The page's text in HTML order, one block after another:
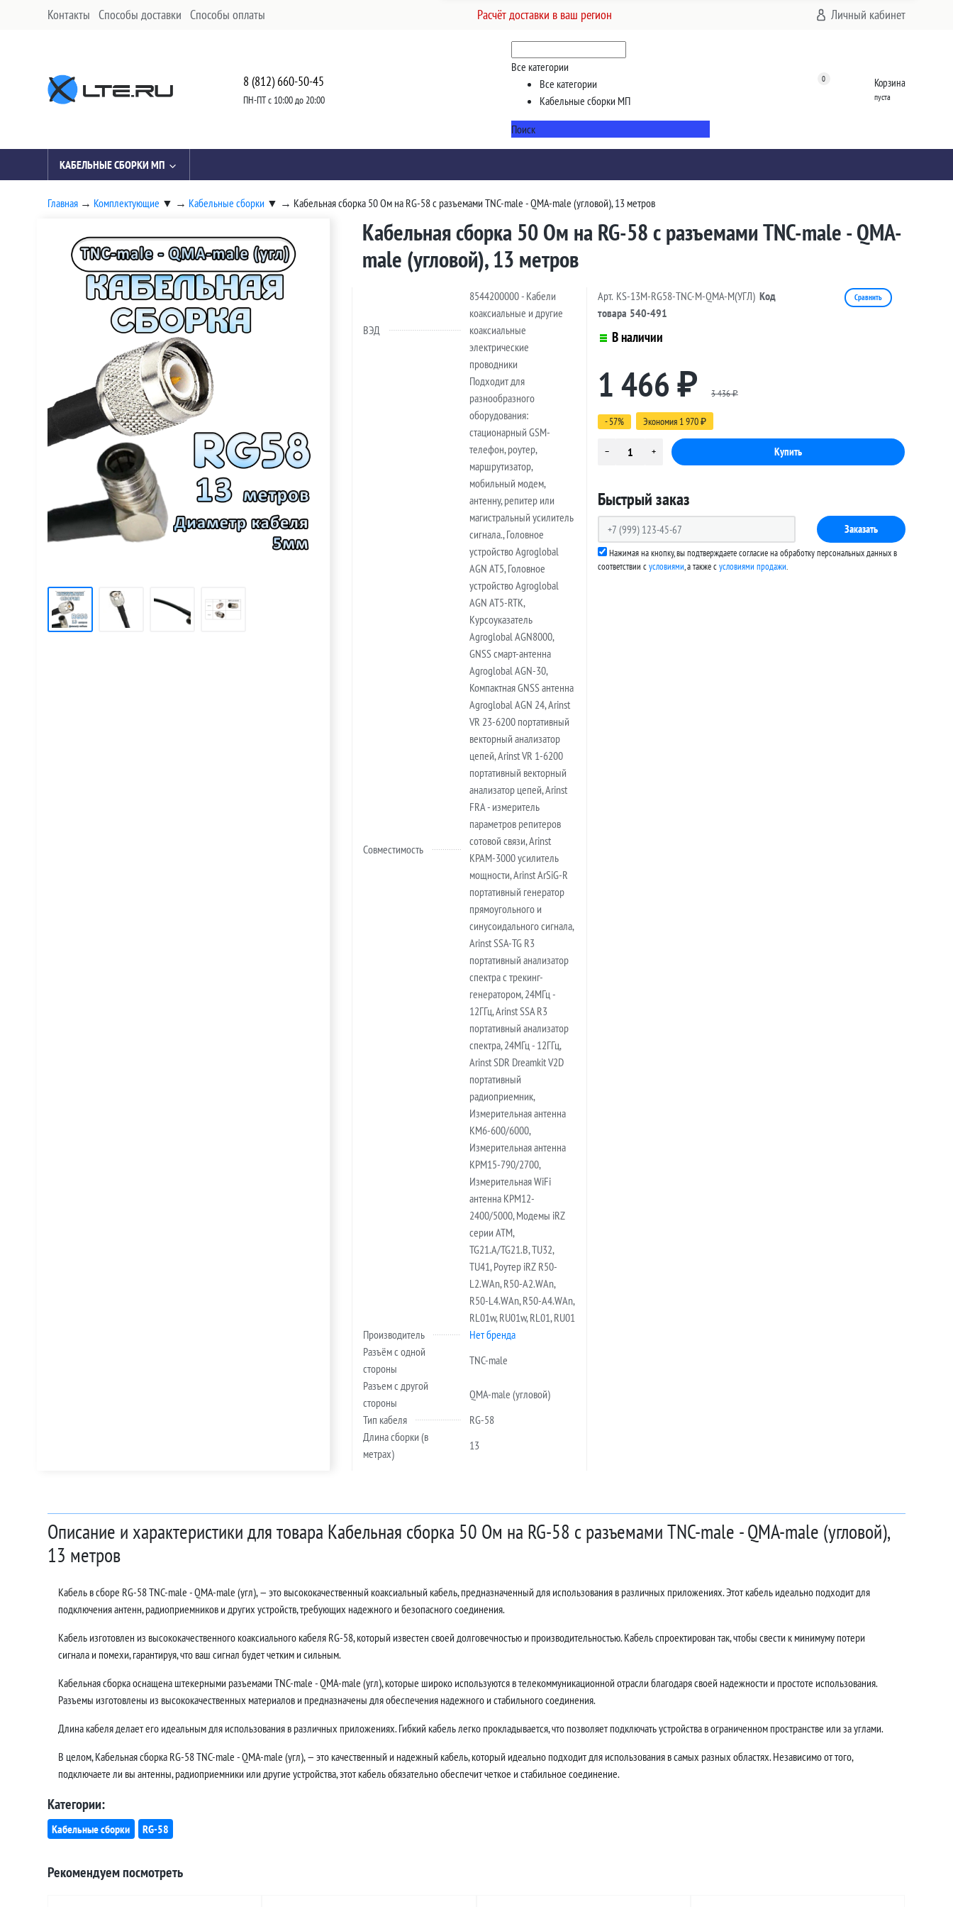
Контакты Способы доставки Способы оплаты Расчёт доставки в ваш регион Личный кабинет
8 (812) 660-50-45
ПН-ПТ с 10:00 до 20:00
Все категории
Все категории
Кабельные сборки МП
Поиск
0 Корзина
пуста
КАБЕЛЬНЫЕ СБОРКИ МП
Главная → Комплектующие ▼ → Кабельные сборки ▼ → Кабельная сборка 50 Ом на RG-58 с разъемами TNC-male - QMA-male (угловой), 13 метров
Кабельная сборка 50 Ом на RG-58 с разъемами TNC-male - QMA-
male (угловой), 13 метров
ВЭД
8544200000 - Кабели
коаксиальные и другие
коаксиальные
электрические
проводники
Совместимость
Подходит для
разнообразного
оборудования:
стационарный GSM-
телефон, роутер,
маршрутизатор,
мобильный модем,
антенну, репитер или
магистральный усилитель
сигнала., Головное
устройство Agroglobal
AGN AT5, Головное
устройство Agroglobal
AGN AT5-RTK,
Курсоуказатель
Agroglobal AGN8000,
GNSS смарт-антенна
Agroglobal AGN-30,
Компактная GNSS антенна
Agroglobal AGN 24, Arinst
VR 23-6200 портативный
векторный анализатор
цепей, Arinst VR 1-6200
портативный векторный
анализатор цепей, Arinst
FRA - измеритель
параметров репитеров
сотовой связи, Arinst
KPAM-3000 усилитель
мощности, Arinst ArSiG-R
портативный генератор
прямоугольного и
синусоидального сигнала,
Arinst SSA-TG R3
портативный анализатор
спектра с трекинг-
генератором, 24МГц -
12ГГц, Arinst SSA R3
портативный анализатор
спектра, 24МГц - 12ГГц,
Arinst SDR Dreamkit V2D
портативный
радиоприемник,
Измерительная антенна
KM6-600/6000,
Измерительная антенна
KPM15-790/2700,
Измерительная WiFi
антенна KPM12-
2400/5000, Модемы iRZ
серии ATM,
TG21.A/TG21.B, TU32,
TU41, Роутер iRZ R50-
L2.WAn, R50-A2.WAn,
R50-L4.WAn, R50-A4.WAn,
RL01w, RU01w, RL01, RU01
Производитель
Нет бренда
Разъём с одной
стороны
TNC-male
Разъем с другой
стороны
QMA-male (угловой)
Тип кабеля
RG-58
Длина сборки (в
метрах)
13
Арт. KS-13M-RG58-TNC-M-QMA-M(УГЛ) Код
товара 540-491
Сравнить
В наличии
1 466 ₽ 3 436₽
- 57% Экономия 1 970 ₽
Быстрый заказ
Заказать
Нажимая на кнопку, вы подтверждаете согласие на обработку персональных данных в
соответствии сусловиями, а также cусловиями продажи.
Описание и характеристики для товара Кабельная сборка 50 Ом на RG-58 с разъемами TNC-male - QMA-male (угловой),
13 метров
Кабель в сборе RG-58 TNC-male - QMA-male (угл), — это высококачественный коаксиальный кабель, предназначенный для использования в различных приложениях. Этот кабель идеально подходит для
подключения антенн, радиоприемников и других устройств, требующих надежного и безопасного соединения.
Кабель изготовлен из высококачественного коаксиального кабеля RG-58, который известен своей долговечностью и производительностью. Кабель спроектирован так, чтобы свести к минимуму потери
сигнала и помехи, гарантируя, что ваш сигнал будет четким и сильным.
Кабельная сборка оснащена штекерными разъемами TNC-male - QMA-male (угл), которые широко используются в телекоммуникационной отрасли благодаря своей надежности и простоте использования.
Разъемы изготовлены из высококачественных материалов и предназначены для обеспечения надежного и стабильного соединения.
Длина кабеля делает его идеальным для использования в различных приложениях. Гибкий кабель легко прокладывается, что позволяет подключать устройства в ограниченном пространстве или за углами.
В целом, Кабельная сборка RG-58 TNC-male - QMA-male (угл), — это качественный и надежный кабель, который идеально подходит для использования в самых разных областях. Независимо от того,
подключаете ли вы антенны, радиоприемники или другие устройства, этот кабель обязательно обеспечит четкое и стабильное соединение.
Категории:
Кабельные сборки RG-58
Рекомендуем посмотреть